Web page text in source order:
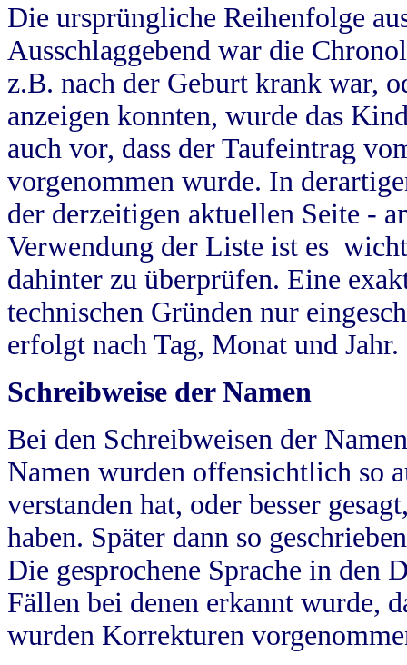
Die ursprüngliche Reihenfolge
Ausschlaggebend war die
z.B. nach der Geburt krank war,
anzeigen konnten, wurde das
auch vor, dass der Taufeintrag
vorgenommen wurde. In
der derzeitigen aktuellen Seite -
Verwendung der Liste ist es
dahinter zu überprüfen. Eine
technischen Gründen nur
erfolgt nach Tag, Monat und Jahr.
Schreibweise der Namen
Bei den Schreibweisen der
Namen wurden offensichtlich so
verstanden hat, oder besser
haben. Später dann so
Die gesprochene Sprache in
Fällen bei denen erkannt wurde,
wurden Korrekturen